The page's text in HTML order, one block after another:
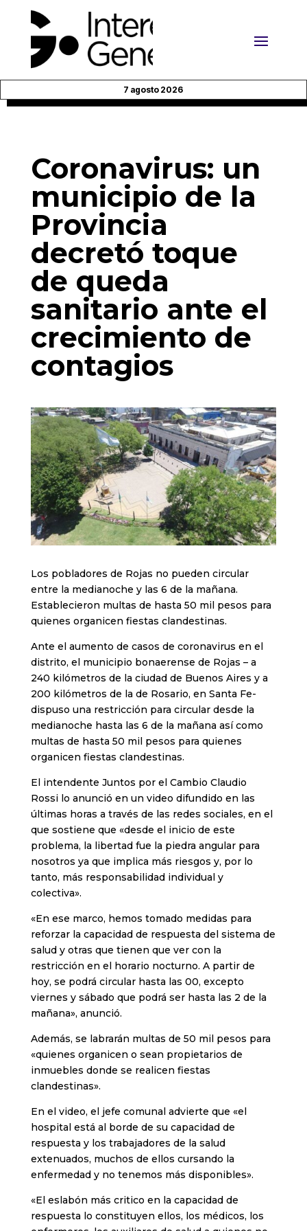
7 agosto 2026
Coronavirus: un
municipio de la
Provincia
decretó toque
de queda
sanitario ante el
crecimiento de
contagios
Los pobladores de Rojas no pueden circular
entre la medianoche y las 6 de la mañana.
Establecieron multas de hasta 50 mil pesos para
quienes organicen fiestas clandestinas.
Ante el aumento de casos de coronavirus en el
distrito, el municipio bonaerense de Rojas – a
240 kilómetros de la ciudad de Buenos Aires y a
200 kilómetros de la de Rosario, en Santa Fe-
dispuso una restricción para circular desde la
medianoche hasta las 6 de la mañana así como
multas de hasta 50 mil pesos para quienes
organicen fiestas clandestinas.
El intendente Juntos por el Cambio Claudio
Rossi lo anunció en un video difundido en las
últimas horas a través de las redes sociales, en el
que sostiene que «desde el inicio de este
problema, la libertad fue la piedra angular para
nosotros ya que implica más riesgos y, por lo
tanto, más responsabilidad individual y
colectiva».
«En ese marco, hemos tomado medidas para
reforzar la capacidad de respuesta del sistema de
salud y otras que tienen que ver con la
restricción en el horario nocturno. A partir de
hoy, se podrá circular hasta las 00, excepto
viernes y sábado que podrá ser hasta las 2 de la
mañana», anunció.
Además, se labrarán multas de 50 mil pesos para
«quienes organicen o sean propietarios de
inmuebles donde se realicen fiestas
clandestinas».
En el video, el jefe comunal advierte que «el
hospital está al borde de su capacidad de
respuesta y los trabajadores de la salud
extenuados, muchos de ellos cursando la
enfermedad y no tenemos más disponibles».
«El eslabón más critico en la capacidad de
respuesta lo constituyen ellos, los médicos, los